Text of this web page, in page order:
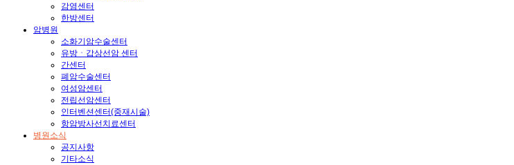
감염센터
한방센터
암병원
소화기암수술센터
유방ㆍ갑상선암 센터
간센터
폐암수술센터
여성암센터
전립선암센터
인터벤션센터(중재시술)
항암방사선치료센터
병원소식
공지사항
기타소식